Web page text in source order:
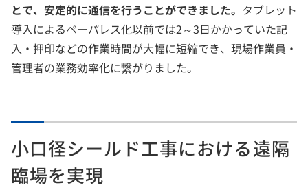
とで、安定的に通信を行うことができました。 タブレット
導入によるペーパレス化以前では2～3日かかっていた記
入・押印などの作業時間が大幅に短縮でき、現場作業員・
管理者の業務効率化に繋がりました。
小口径シールド工事における遠隔
臨場を実現